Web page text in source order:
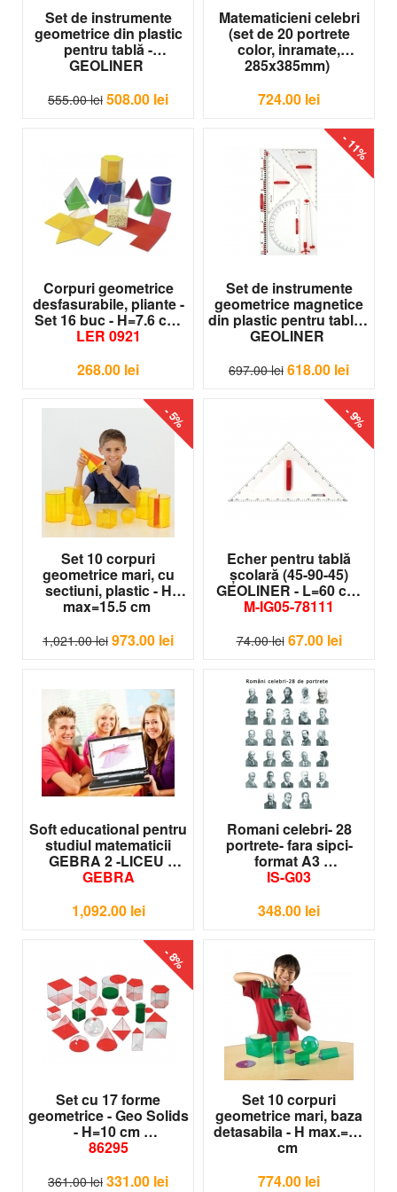
Set de instrumente
geometrice din plastic
pentru tablă -
GEOLINER
555.00 lei 508.00 lei
Matematicieni celebri
(set de 20 portrete
color, inramate,
285x385mm)
724.00 lei
Corpuri geometrice
desfasurabile, pliante -
Set 16 buc - H=7.6 cm
LER 0921
268.00 lei
- 11%
Set de instrumente
geometrice magnetice
din plastic pentru tablă -
GEOLINER
697.00 lei 618.00 lei
- 5%
Set 10 corpuri
geometrice mari, cu
sectiuni, plastic - H
max=15.5 cm
1,021.00 lei 973.00 lei
- 9%
Echer pentru tablă
şcolară (45-90-45)
GEOLINER - L=60 cm
M-IG05-78111
74.00 lei 67.00 lei
Soft educational pentru
studiul matematicii
GEBRA 2 -LICEU
GEBRA
1,092.00 lei
Romani celebri- 28
portrete- fara sipci-
format A3
IS-G03
348.00 lei
- 8%
Set cu 17 forme
geometrice - Geo Solids
- H=10 cm
86295
361.00 lei 331.00 lei
Set 10 corpuri
geometrice mari, baza
detasabila - H max.=15
cm
774.00 lei